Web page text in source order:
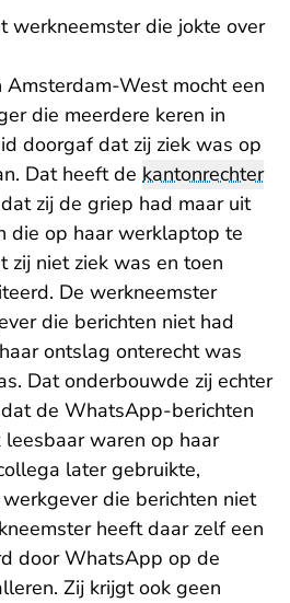
werkneemster die jokte over
West mocht een
die meerdere keren in
doorgaf dat zij ziek was op
Dat heeft de kantonrechter
zij de griep had maar uit
die op haar werklaptop te
zij niet ziek was en toen
De werkneemster
die berichten niet had
ontslag onterecht was
Dat onderbouwde zij echter
de WhatsApp-berichten
waren op haar
later gebruikte,
die berichten niet
heeft daar zelf een
door WhatsApp op de
Zij krijgt ook geen